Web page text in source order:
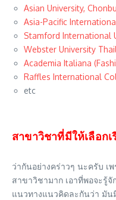
Asian University,
Asia-Pacific
Stamford International
Webster University
Academia Italiana
Raffles International
etc
สาขาวิชาที่มีให้เลือกเ
ว่ากันอย่างคร่าวๆ นะครับ เ
สาขาวิชามาก เอาที่พอจะรู้
แนวทางแนวคิดละกันว่า มั